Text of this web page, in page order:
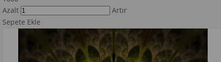
Azalt
Artır
Sepete Ekle